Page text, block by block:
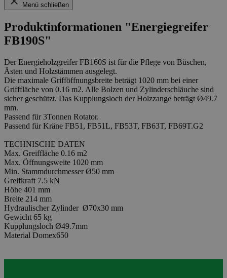
Menü schließen
Produktinformationen "Energiegreifer
FB190S"
Der Energieholzgreifer FB160S ist für die Pflege von Büschen,
Ästen und Holzstämmen ausgelegt.
Die maximale Grifföffnungsbreite beträgt 1020 mm bei einer
Grifffläche von 0.16 m2. Alle Bolzen und Zylinderschläuche sind
sicher geschützt. Das Kupplungsloch der Holzzange beträgt Ø49.7
mm.
Passend für 3Tonnen Rotator.
Passend für Kräne FB51, FB51L, FB53T, FB63T, FB69T.G2
TECHNISCHE DATEN
Max. Greiffläche 0.16 m2
Max. Öffnungsweite 1020 mm
Min. Stammdurchmesser Ø50 mm
Greifkraft 7.5 kN
Höhe 401 mm
Breite 214 mm
Hydraulischer Zylinder Ø70x30 mm
Gewicht 65 kg
Kupplungsloch Ø49.7mm
Material Domex650